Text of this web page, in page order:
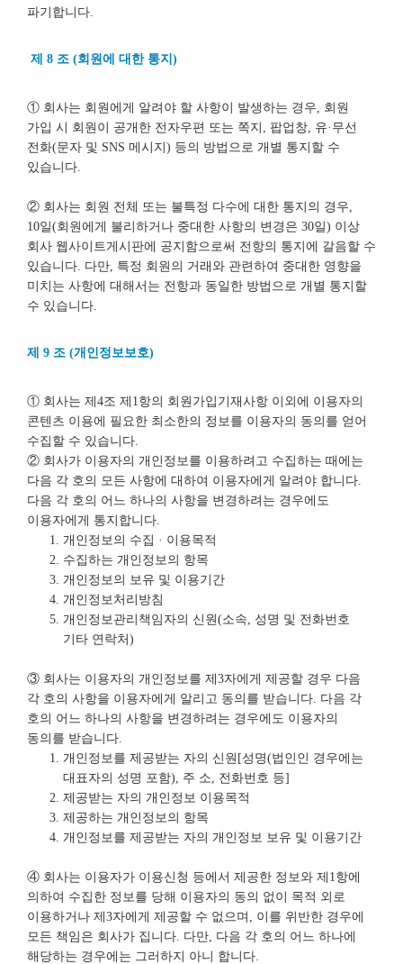
파기합니다.
제 8 조 (회원에 대한 통지)
① 회사는 회원에게 알려야 할 사항이 발생하는 경우, 회원
가입 시 회원이 공개한 전자우편 또는 쪽지, 팝업창, 유·무선
전화(문자 및 SNS 메시지) 등의 방법으로 개별 통지할 수
있습니다.
② 회사는 회원 전체 또는 불특정 다수에 대한 통지의 경우,
10일(회원에게 불리하거나 중대한 사항의 변경은 30일) 이상
회사 웹사이트게시판에 공지함으로써 전항의 통지에 갈음할 수
있습니다. 다만, 특정 회원의 거래와 관련하여 중대한 영향을
미치는 사항에 대해서는 전항과 동일한 방법으로 개별 통지할
수 있습니다.
제 9 조 (개인정보보호)
① 회사는 제4조 제1항의 회원가입기재사항 이외에 이용자의
콘텐츠 이용에 필요한 최소한의 정보를 이용자의 동의를 얻어
수집할 수 있습니다.
② 회사가 이용자의 개인정보를 이용하려고 수집하는 때에는
다음 각 호의 모든 사항에 대하여 이용자에게 알려야 합니다.
다음 각 호의 어느 하나의 사항을 변경하려는 경우에도
이용자에게 통지합니다.
개인정보의 수집 · 이용목적
수집하는 개인정보의 항목
개인정보의 보유 및 이용기간
개인정보처리방침
개인정보관리책임자의 신원(소속, 성명 및 전화번호
기타 연락처)
③ 회사는 이용자의 개인정보를 제3자에게 제공할 경우 다음
각 호의 사항을 이용자에게 알리고 동의를 받습니다. 다음 각
호의 어느 하나의 사항을 변경하려는 경우에도 이용자의
동의를 받습니다.
개인정보를 제공받는 자의 신원[성명(법인인 경우에는
대표자의 성명 포함), 주 소, 전화번호 등]
제공받는 자의 개인정보 이용목적
제공하는 개인정보의 항목
개인정보를 제공받는 자의 개인정보 보유 및 이용기간
④ 회사는 이용자가 이용신청 등에서 제공한 정보와 제1항에
의하여 수집한 정보를 당해 이용자의 동의 없이 목적 외로
이용하거나 제3자에게 제공할 수 없으며, 이를 위반한 경우에
모든 책임은 회사가 집니다. 다만, 다음 각 호의 어느 하나에
해당하는 경우에는 그러하지 아니 합니다.